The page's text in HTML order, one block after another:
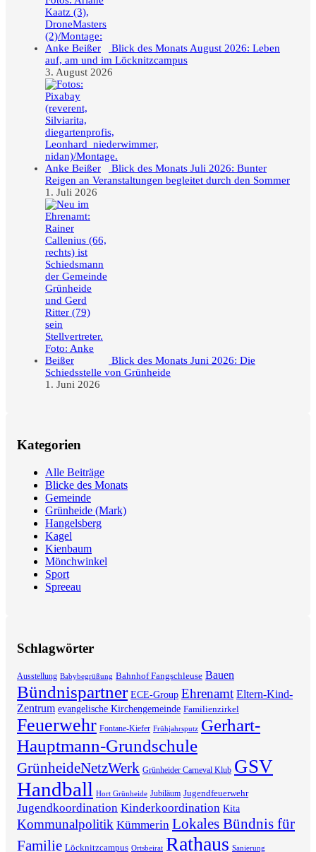
Blick des Monats August 2026: Leben
auf, am und im Löcknitzcampus
3. August 2026
Blick des Monats Juli 2026: Bunter
Reigen an Veranstaltungen begleitet durch den Sommer
1. Juli 2026
Blick des Monats Juni 2026: Die
Schiedsstelle von Grünheide
1. Juni 2026
Kategorien
Alle Beiträge
Blicke des Monats
Gemeinde
Grünheide (Mark)
Hangelsberg
Kagel
Kienbaum
Mönchwinkel
Sport
Spreeau
Schlagwörter
Ausstellung Babybegrüßung Bahnhof Fangschleuse Bauen
Bündnispartner ECE-Group Ehrenamt Eltern-Kind-
Zentrum evangelische Kirchengemeinde Familienzirkel
Feuerwehr Fontane-Kiefer Frühjahrsputz Gerhart-
Hauptmann-Grundschule
GrünheideNetzWerk Grünheider Carneval Klub GSV
Handball Hort Grünheide Jubiläum Jugendfeuerwehr
Jugendkoordination Kinderkoordination Kita
Kommunalpolitik Kümmerin Lokales Bündnis für
Familie Löcknitzcampus Ortsbeirat Rathaus Sanierung